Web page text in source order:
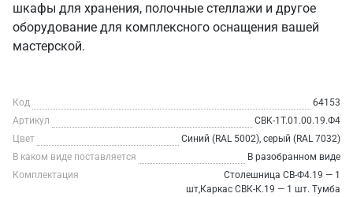
шкафы для хранения, полочные стеллажи и другое
оборудование для комплексного оснащения вашей
мастерской.
Код
64153
Артикул
СВК-1Т.01.00.19.Ф4
Цвет
Синий (RAL 5002), серый (RAL 7032)
В каком виде поставляется
В разобранном виде
Комплектация
Столешница СВ-Ф4.19 — 1
шт,Каркас СВК-К.19 — 1 шт. Тумба